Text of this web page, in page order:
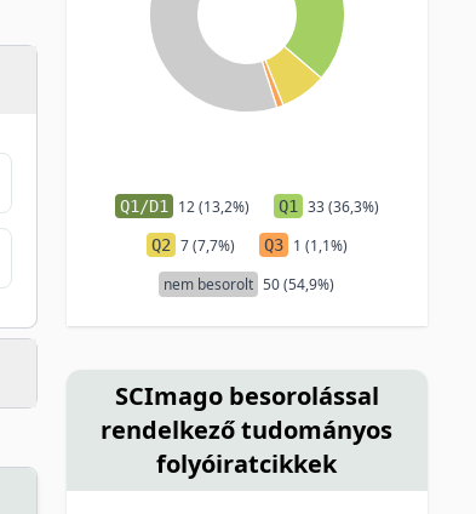
Q1/D1 12 (13,2%) Q1 33 (36,3%)
Q2 7 (7,7%) Q3 1 (1,1%)
nem besorolt 50 (54,9%)
SCImago besorolással
rendelkező tudományos
folyóiratcikkek